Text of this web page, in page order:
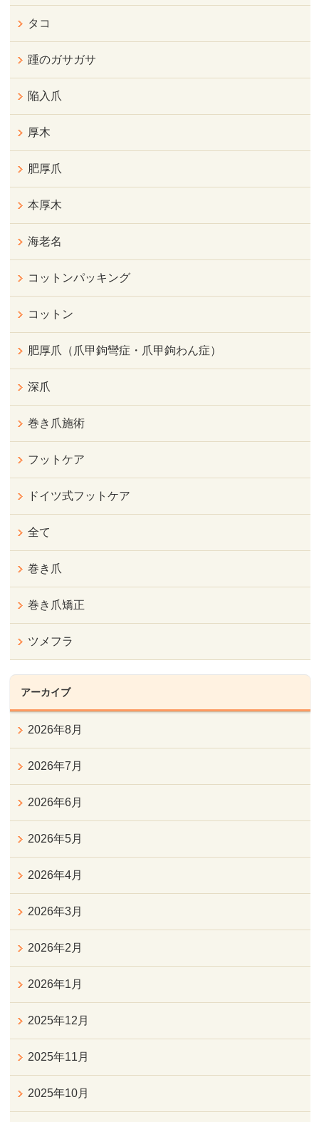
タコ
踵のガサガサ
陥入爪
厚木
肥厚爪
本厚木
海老名
コットンパッキング
コットン
肥厚爪（爪甲鉤彎症・爪甲鉤わん症）
深爪
巻き爪施術
フットケア
ドイツ式フットケア
全て
巻き爪
巻き爪矯正
ツメフラ
アーカイブ
2026年8月
2026年7月
2026年6月
2026年5月
2026年4月
2026年3月
2026年2月
2026年1月
2025年12月
2025年11月
2025年10月